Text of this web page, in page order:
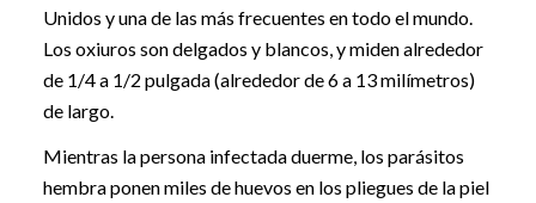
Unidos y una de las más frecuentes en todo el mundo.
Los oxiuros son delgados y blancos, y miden alrededor
de 1/4 a 1/2 pulgada (alrededor de 6 a 13 milímetros)
de largo.
Mientras la persona infectada duerme, los parásitos
hembra ponen miles de huevos en los pliegues de la piel